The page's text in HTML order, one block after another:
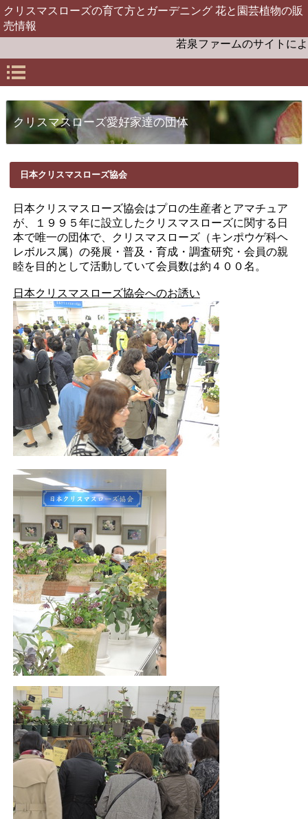
クリスマスローズの育て方とガーデニング 花と園芸植物の販
売情報
若泉ファームのサイトに
クリスマスローズ愛好家達の団体
日本クリスマスローズ協会
日本クリスマスローズ協会はプロの生産者とアマチュア
が、１９９５年に設立したクリスマスローズに関する日
本で唯一の団体で、クリスマスローズ（キンポウゲ科ヘ
レボルス属）の発展・普及・育成・調査研究・会員の親
睦を目的として活動していて会員数は約４００名。
日本クリスマスローズ協会へのお誘い